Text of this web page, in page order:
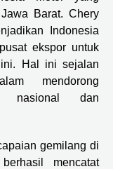
Barat. Chery
Indonesia
ekspor untuk
Hal ini sejalan
mendorong
nasional dan
gemilang di
mencatat